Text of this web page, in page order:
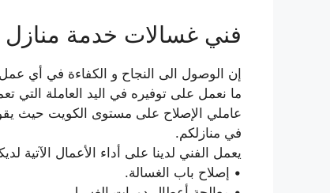
فني غسالات خدمة منازل
إن الوصول الى النجاح و الكفاءة في أي عمل
ما نعمل على توفيره في اليد العاملة التي
عاملي الإصلاح على مستوى الكويت حيث
في منازلكم.
يعمل الفني لدينا على أداء الأعمال الآتية
• إصلاح باب الغسالة.